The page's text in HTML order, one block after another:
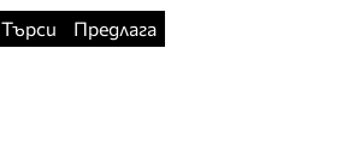
Търси Предлага